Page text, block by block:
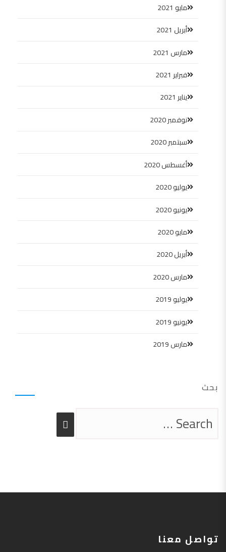
مايو 2021
أبريل 2021
مارس 2021
فبراير 2021
يناير 2021
نوفمبر 2020
سبتمبر 2020
أغسطس 2020
يوليو 2020
يونيو 2020
مايو 2020
أبريل 2020
مارس 2020
يوليو 2019
يونيو 2019
مارس 2019
بحث
تواصل معنا